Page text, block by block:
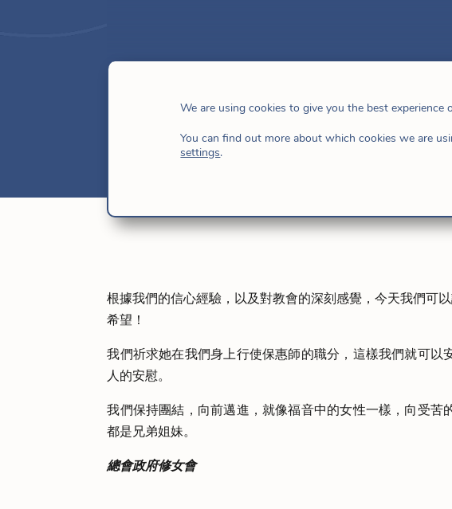
4 月 12, 2020 | 未分類
根據我們的信心經驗，以及對教會的深刻感覺，今天我們可
希望！
我們祈求她在我們身上行使保惠師的職分，這樣我們就可以
人的安慰。
我們保持團結，向前邁進，就像福音中的女性一樣，向受苦
都是兄弟姐妹。
總會政府修女會
We are using cookies to give you the best experience
You can find out more about which cookies we are
settings.